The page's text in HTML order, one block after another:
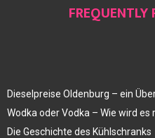
FREQUENTLY
Dieselpreise Oldenburg – ein
Wodka oder Vodka – Wie wird es
Die Geschichte des Kühlschranks